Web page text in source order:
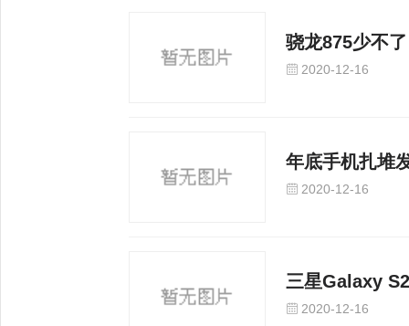
骁龙875少不
2020-12-16
年底手机扎堆
2020-12-16
三星Galaxy
2020-12-16